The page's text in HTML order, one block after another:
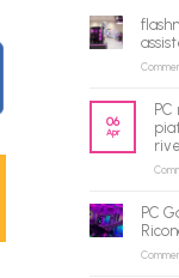
06
Apr
PC